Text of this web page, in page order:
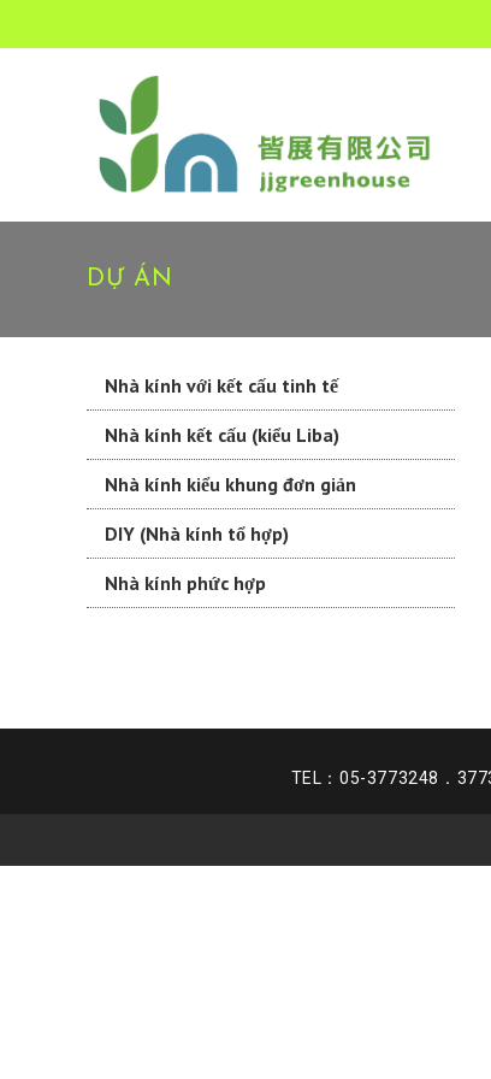
DỰ ÁN
Nhà kính với kết cấu tinh tế
Nhà kính kết cấu (kiểu Liba)
Nhà kính kiểu khung đơn giản
DIY (Nhà kính tổ hợp)
Nhà kính phức hợp
TEL：05-3773248．